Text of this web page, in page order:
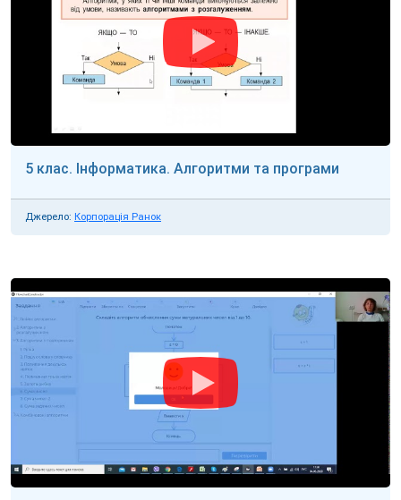
5 клас. Інформатика. Алгоритми та програми
Джерело: Корпорація Ранок